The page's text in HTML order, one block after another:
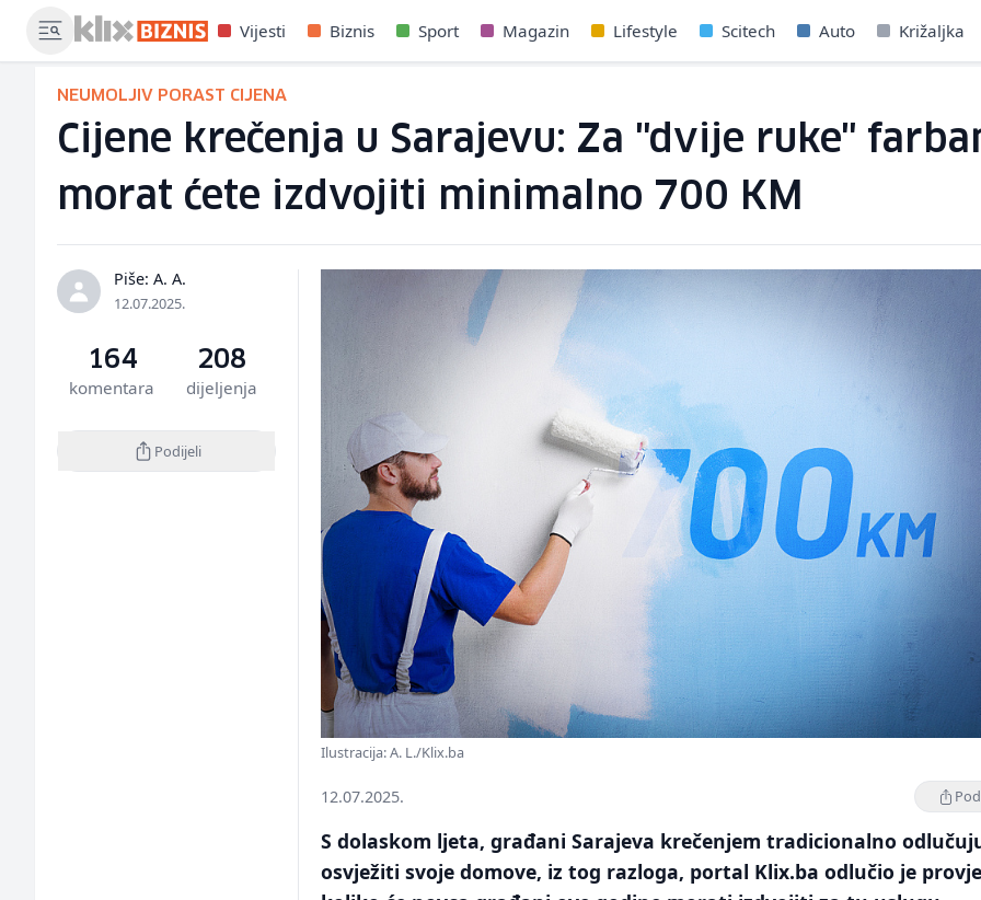
Vijesti Biznis Sport Magazin Lifestyle Scitech Auto Križaljka
NEUMOLJIV PORAST CIJENA
Cijene krečenja u Sarajevu: Za "dvije ruke"
morat ćete izdvojiti minimalno 700 KM
Piše: A. A.
12.07.2025.
164
komentara
208
dijeljenja
Podijeli
Ilustracija: A. L./Klix.ba
12.07.2025.
S dolaskom ljeta, građani Sarajeva krečenjem tradicionalno
osvježiti svoje domove, iz tog razloga, portal Klix.ba odlučio je